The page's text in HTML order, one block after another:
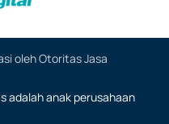
oleh Otoritas Jasa
adalah anak perusahaan